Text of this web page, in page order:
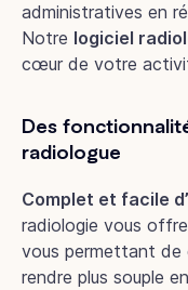
administratives en
Notre logiciel
cœur de votre
Des
radiologue
Complet et facile
radiologie vous
vous permettant
rendre plus souple